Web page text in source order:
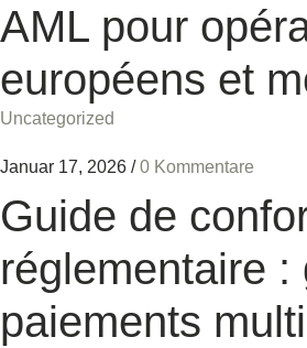
AML pour
européens et
Uncategorized
Januar 17, 2026 / 0 Kommentare
Guide de
réglementaire :
paiements